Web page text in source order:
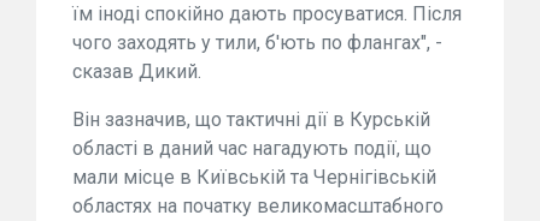
їм іноді спокійно дають просуватися. Після
чого заходять у тили, б'ють по флангах", -
сказав Дикий.
Він зазначив, що тактичні дії в Курській
області в даний час нагадують події, що
мали місце в Київській та Чернігівській
областях на початку великомасштабного